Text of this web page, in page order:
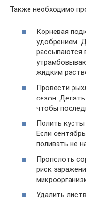
Также необходимо
Корневая
удобрением.
рассыпаются
жидким
Провести
сезон.
чтобы
Полить кусты
Если
поливать не
Прополоть
риск
Удалить